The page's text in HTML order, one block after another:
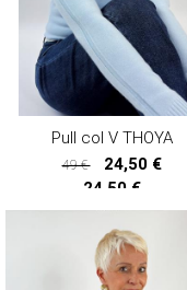
Pull col V THOYA
49 €
24,50 €
24,50 €